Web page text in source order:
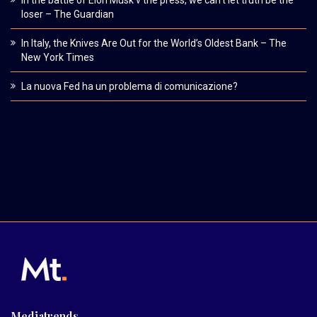
loser – The Guardian
In Italy, the Knives Are Out for the World’s Oldest Bank – The
New York Times
La nuova Fed ha un problema di comunicazione?